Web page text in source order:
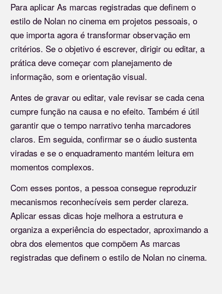
Para aplicar As marcas registradas que definem o
estilo de Nolan no cinema em projetos pessoais, o
que importa agora é transformar observação em
critérios. Se o objetivo é escrever, dirigir ou editar, a
prática deve começar com planejamento de
informação, som e orientação visual.
Antes de gravar ou editar, vale revisar se cada cena
cumpre função na causa e no efeito. Também é útil
garantir que o tempo narrativo tenha marcadores
claros. Em seguida, confirmar se o áudio sustenta
viradas e se o enquadramento mantém leitura em
momentos complexos.
Com esses pontos, a pessoa consegue reproduzir
mecanismos reconhecíveis sem perder clareza.
Aplicar essas dicas hoje melhora a estrutura e
organiza a experiência do espectador, aproximando a
obra dos elementos que compõem As marcas
registradas que definem o estilo de Nolan no cinema.